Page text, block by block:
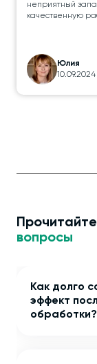
неприятный
качественную
Юлия
10.09.2024
вопросы
Как долго
эффект
обработки?